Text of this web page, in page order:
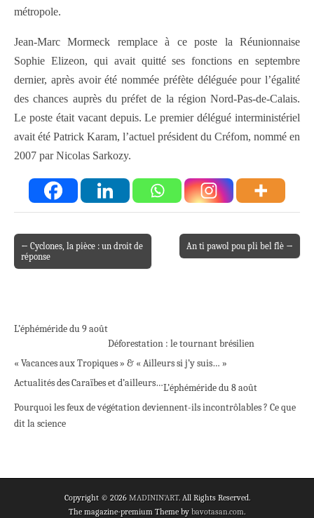
métropole.
Jean-Marc Mormeck remplace à ce poste la Réunionnaise
Sophie Elizeon, qui avait quitté ses fonctions en septembre
dernier, après avoir été nommée préfète déléguée pour l’égalité
des chances auprès du préfet de la région Nord-Pas-de-Calais.
Le poste était vacant depuis. Le premier délégué interministériel
avait été Patrick Karam, l’actuel président du Créfom, nommé en
2007 par Nicolas Sarkozy.
Post navigation
← Cyclones, la pièce : un droit de
réponse
An ti pawol pou pli bel flè →
L’éphéméride du 9 août
Déforestation : le tournant brésilien
« Vacances aux Tropiques » & « Ailleurs si j’y suis… »
Actualités des Caraïbes et d’ailleurs…L’éphéméride du 8 août
Pourquoi les feux de végétation deviennent-ils incontrôlables ? Ce que
dit la science
Copyright © 2026 MADININ'ART. All Rights Reserved.
The magazine-premium Theme by bavotasan.com.